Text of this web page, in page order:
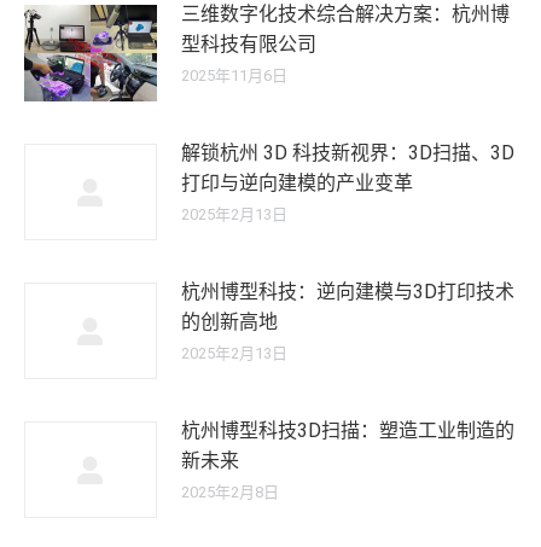
三维数字化技术综合解决方案：杭州博
型科技有限公司
2025年11月6日
解锁杭州 3D 科技新视界：3D扫描、3D
打印与逆向建模的产业变革
2025年2月13日
杭州博型科技：逆向建模与3D打印技术
的创新高地
2025年2月13日
杭州博型科技3D扫描：塑造工业制造的
新未来
2025年2月8日